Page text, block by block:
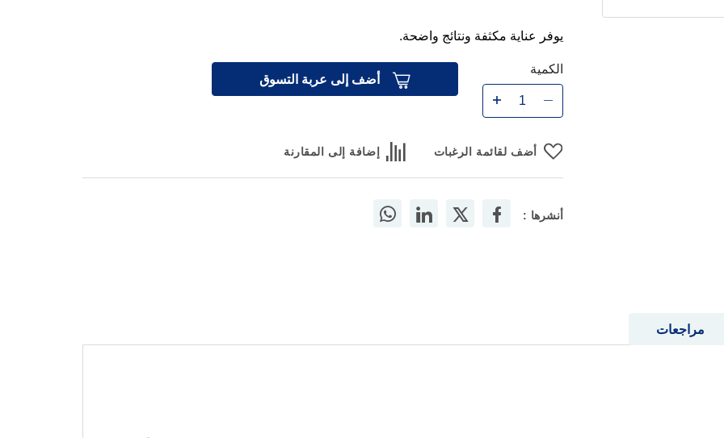
يوفر عناية مكثفة ونتائج واضحة.
الكمية
أضف إلى عربة التسوق
أضف لقائمة الرغبات إضافة إلى المقارنة
أنشرها :
مراجعات